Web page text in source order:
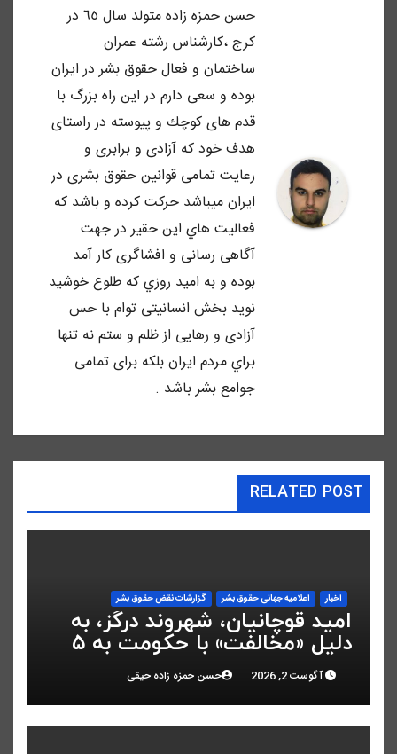
حسن حمزه زاده متولد سال ٦٥ در
كرج ،كارشناس رشته عمران
ساختمان و فعال حقوق بشر در ايران
بوده و سعى دارم در اين راه بزرگ با
قدم هاى كوچك و پيوسته در راستاى
هدف خود كه آزادى و برابرى و
رعايت تمامى قوانين حقوق بشرى در
ايران ميباشد حركت كرده و باشد كه
فعاليت هاي اين حقير در جهت
آگاهى رسانى و افشاگرى كار آمد
بوده و به اميد روزي كه طلوع خوشيد
نويد بخش انسانيتى توام با حس
آزادى و رهايى از ظلم و ستم نه تنها
براي مردم ايران بلكه براى تمامى
جوامع بشر باشد .
RELATED POST
اخبار اعلاميه جهانی حقوق بشر گزارشات نقض حقوق بشر
امید قوچانیان، شهروند درگز، به
دلیل «مخالفت» با حکومت به ۵
سال زندان محکوم شد
آگوست 2, 2026 حسن حمزه زاده حیقی